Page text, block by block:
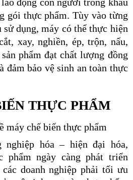
gói thực phẩm. Tùy vào từng
sử dụng, máy có thể thực hiện
xay, nghiền, ép, trộn, nấu,
phẩm đạt chất lượng đồng
đảm bảo vệ sinh an toàn thực
THỰC PHẨM
máy chế biến thực phẩm
nghiệp hóa – hiện đại hóa,
phẩm ngày càng phát triển
doanh nghiệp phải tối ưu